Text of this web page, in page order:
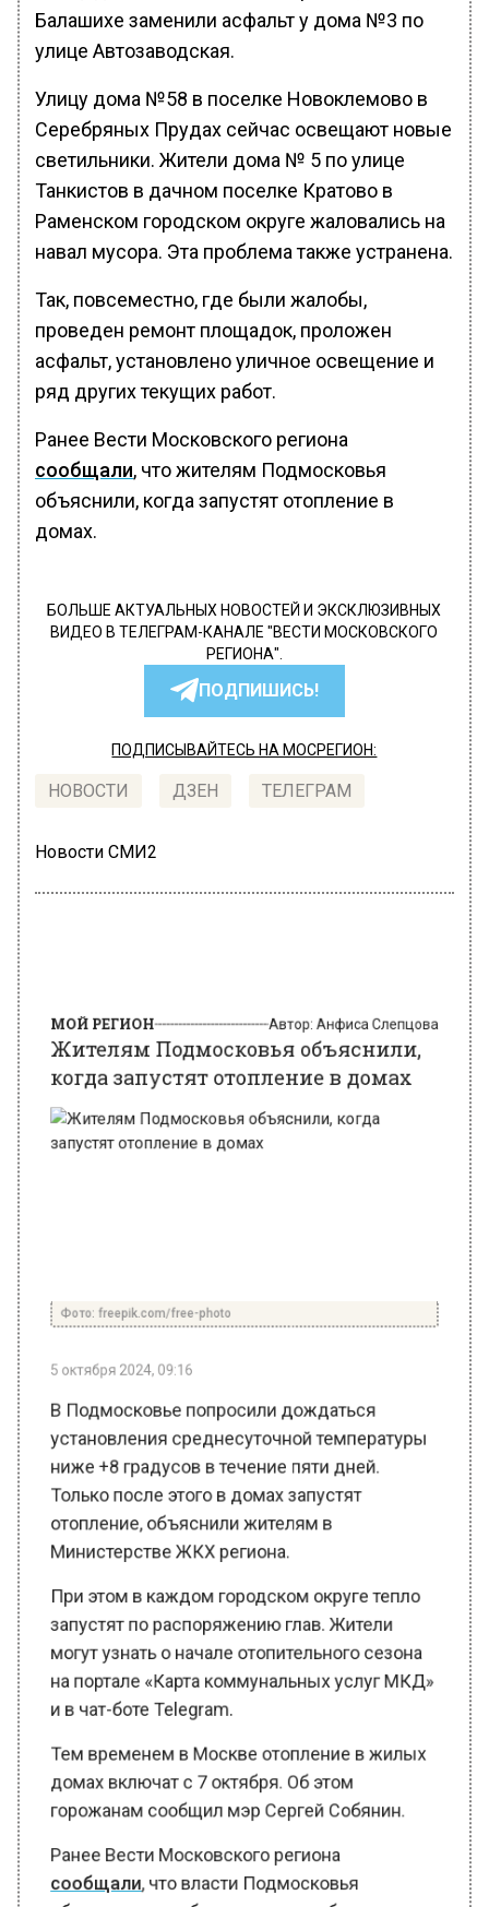
Балашихе заменили асфальт у дома №3 по
улице Автозаводская.
Улицу дома №58 в поселке Новоклемово в
Серебряных Прудах сейчас освещают новые
светильники. Жители дома № 5 по улице
Танкистов в дачном поселке Кратово в
Раменском городском округе жаловались на
навал мусора. Эта проблема также устранена.
Так, повсеместно, где были жалобы,
проведен ремонт площадок, проложен
асфальт, установлено уличное освещение и
ряд других текущих работ.
Ранее Вести Московского региона
сообщали, что жителям Подмосковья
объяснили, когда запустят отопление в
домах.
БОЛЬШЕ АКТУАЛЬНЫХ НОВОСТЕЙ И ЭКСКЛЮЗИВНЫХ
ВИДЕО В ТЕЛЕГРАМ-КАНАЛЕ "ВЕСТИ МОСКОВСКОГО
РЕГИОНА".
ПОДПИШИСЬ!
ПОДПИСЫВАЙТЕСЬ НА МОСРЕГИОН:
НОВОСТИ ДЗЕН ТЕЛЕГРАМ
Новости СМИ2
когда запустят отопление в домах
В Подмосковье попросили дождаться
установления среднесуточной температуры
ниже +8 градусов в течение пяти дней.
Только после этого в домах запустят
отопление, объяснили жителям в
Министерстве ЖКХ региона.
При этом в каждом городском округе тепло
запустят по распоряжению глав. Жители
могут узнать о начале отопительного сезона
на портале «Карта коммунальных услуг МКД»
и в чат-боте Telegram.
Тем временем в Москве отопление в жилых
домах включат с 7 октября. Об этом
горожанам сообщил мэр Сергей Собянин.
Ранее Вести Московского региона
сообщали, что власти Подмосковья